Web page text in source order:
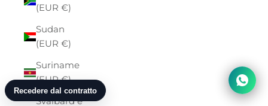
(EUR €)
Sudan
(EUR €)
Suriname
(EUR €)
Svalbard e